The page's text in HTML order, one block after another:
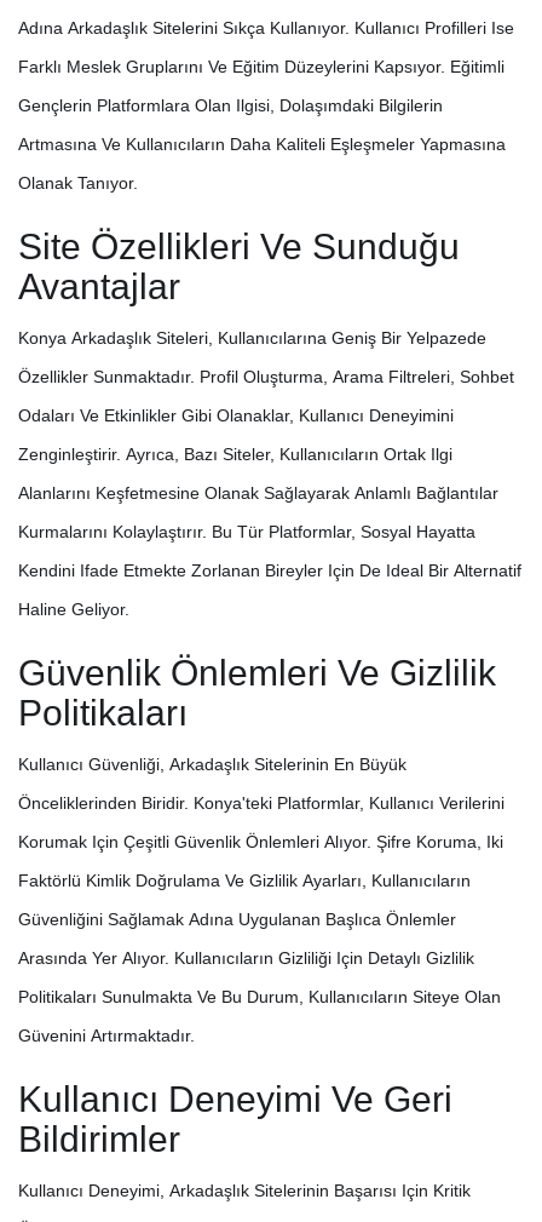
Adına Arkadaşlık Sitelerini Sıkça Kullanıyor. Kullanıcı Profilleri Ise
Farklı Meslek Gruplarını Ve Eğitim Düzeylerini Kapsıyor. Eğitimli
Gençlerin Platformlara Olan Ilgisi, Dolaşımdaki Bilgilerin
Artmasına Ve Kullanıcıların Daha Kaliteli Eşleşmeler Yapmasına
Olanak Tanıyor.
Site Özellikleri Ve Sunduğu
Avantajlar
Konya Arkadaşlık Siteleri, Kullanıcılarına Geniş Bir Yelpazede
Özellikler Sunmaktadır. Profil Oluşturma, Arama Filtreleri, Sohbet
Odaları Ve Etkinlikler Gibi Olanaklar, Kullanıcı Deneyimini
Zenginleştirir. Ayrıca, Bazı Siteler, Kullanıcıların Ortak Ilgi
Alanlarını Keşfetmesine Olanak Sağlayarak Anlamlı Bağlantılar
Kurmalarını Kolaylaştırır. Bu Tür Platformlar, Sosyal Hayatta
Kendini Ifade Etmekte Zorlanan Bireyler Için De Ideal Bir Alternatif
Haline Geliyor.
Güvenlik Önlemleri Ve Gizlilik
Politikaları
Kullanıcı Güvenliği, Arkadaşlık Sitelerinin En Büyük
Önceliklerinden Biridir. Konya'teki Platformlar, Kullanıcı Verilerini
Korumak Için Çeşitli Güvenlik Önlemleri Alıyor. Şifre Koruma, Iki
Faktörlü Kimlik Doğrulama Ve Gizlilik Ayarları, Kullanıcıların
Güvenliğini Sağlamak Adına Uygulanan Başlıca Önlemler
Arasında Yer Alıyor. Kullanıcıların Gizliliği Için Detaylı Gizlilik
Politikaları Sunulmakta Ve Bu Durum, Kullanıcıların Siteye Olan
Güvenini Artırmaktadır.
Kullanıcı Deneyimi Ve Geri
Bildirimler
Kullanıcı Deneyimi, Arkadaşlık Sitelerinin Başarısı Için Kritik